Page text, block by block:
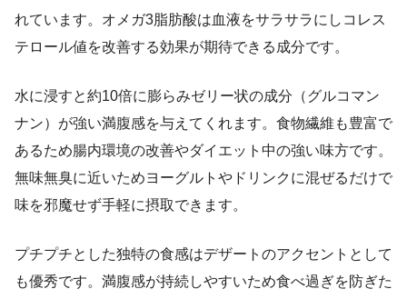
れています。オメガ3脂肪酸は血液をサラサラにしコレス
テロール値を改善する効果が期待できる成分です。
水に浸すと約10倍に膨らみゼリー状の成分（グルコマン
ナン）が強い満腹感を与えてくれます。食物繊維も豊富で
あるため腸内環境の改善やダイエット中の強い味方です。
無味無臭に近いためヨーグルトやドリンクに混ぜるだけで
味を邪魔せず手軽に摂取できます。
プチプチとした独特の食感はデザートのアクセントとして
も優秀です。満腹感が持続しやすいため食べ過ぎを防ぎた